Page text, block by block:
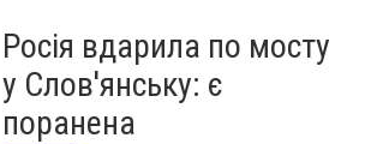
Росія вдарила по мосту
у Слов'янську: є
поранена